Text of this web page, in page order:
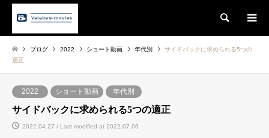
Search
ブログ 2022 ショート動画 年代別
サイドバックに求められる5つの
適正
2022 ショート動画 年代別
サイドバックに求められる5つの適正
2022.04.27 / Last modified at 2022.07.06